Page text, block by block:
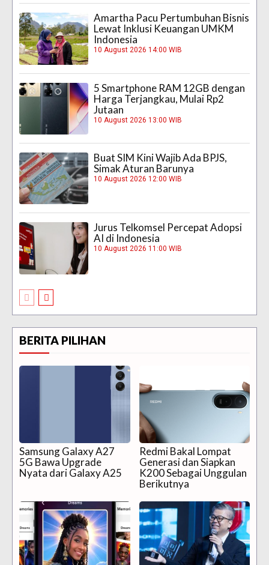
Amartha Pacu Pertumbuhan Bisnis
Lewat Inklusi Keuangan UMKM
Indonesia
10 August 2026 14:00 WIB
5 Smartphone RAM 12GB dengan
Harga Terjangkau, Mulai Rp2
Jutaan
10 August 2026 13:00 WIB
Buat SIM Kini Wajib Ada BPJS,
Simak Aturan Barunya
10 August 2026 12:00 WIB
Jurus Telkomsel Percepat Adopsi
AI di Indonesia
10 August 2026 11:00 WIB
BERITA PILIHAN
Samsung Galaxy A27
5G Bawa Upgrade
Nyata dari Galaxy A25
Redmi Bakal Lompat
Generasi dan Siapkan
K200 Sebagai Unggulan
Berikutnya